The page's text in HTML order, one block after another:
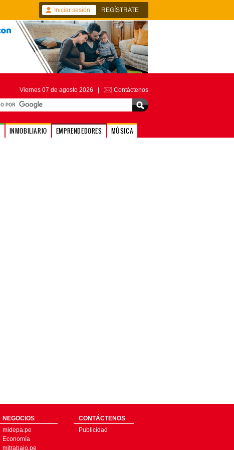
Iniciar sesión REGÍSTRATE
Viernes 07 de agosto 2026 | Contáctenos
INMOBILIARIO EMPRENDEDORES MÚSICA
NEGOCIOS
midepa.pe
Economía
mitrabajo.pe
CONTÁCTENOS
Publicidad